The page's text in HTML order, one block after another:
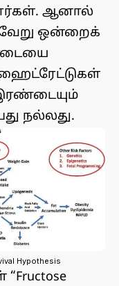
ஆனால்
வேறு ஒன்றைக்
நல்லது.
Hypothesis